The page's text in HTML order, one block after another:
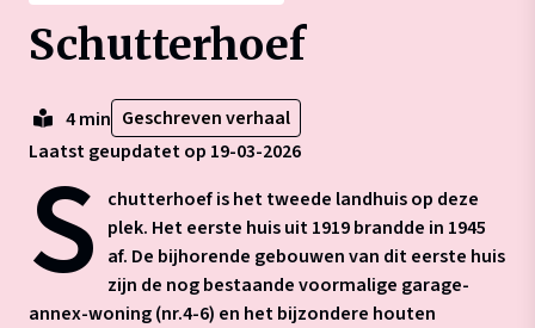
Schutterhoef
4 min Geschreven verhaal
Laatst geupdatet op 19-03-2026
S chutterhoef is het tweede landhuis op deze
plek. Het eerste huis uit 1919 brandde in 1945
af. De bijhorende gebouwen van dit eerste huis
zijn de nog bestaande voormalige garage-
annex-woning (nr.4-6) en het bijzondere houten